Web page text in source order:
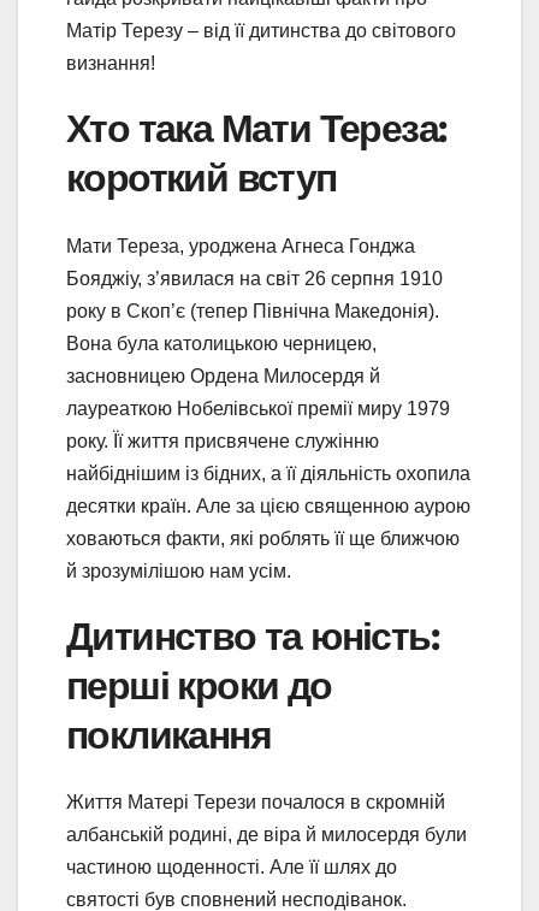
Матір Терезу – від її дитинства до світового
визнання!
Хто така Мати Тереза:
короткий вступ
Мати Тереза, уроджена Агнеса Гонджа
Бояджіу, з’явилася на світ 26 серпня 1910
року в Скоп’є (тепер Північна Македонія).
Вона була католицькою черницею,
засновницею Ордена Милосердя й
лауреаткою Нобелівської премії миру 1979
року. Її життя присвячене служінню
найбіднішим із бідних, а її діяльність охопила
десятки країн. Але за цією священною аурою
ховаються факти, які роблять її ще ближчою
й зрозумілішою нам усім.
Дитинство та юність:
перші кроки до
покликання
Життя Матері Терези почалося в скромній
албанській родині, де віра й милосердя були
частиною щоденності. Але її шлях до
святості був сповнений несподіванок.